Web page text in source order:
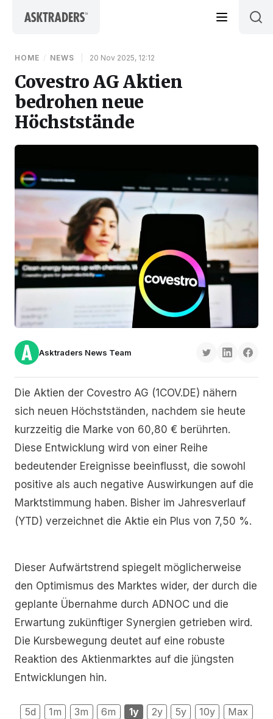
HOME / NEWS 20 Nov 2025, 12:12
Covestro AG Aktien
bedrohen neue
Höchststände
Asktraders News Team
Die Aktien der Covestro AG (1COV.DE) nähern
sich neuen Höchstständen, nachdem sie heute
kurzzeitig die Marke von 60,80 € berührten.
Diese Entwicklung wird von einer Reihe
bedeutender Ereignisse beeinflusst, die sowohl
positive als auch negative Auswirkungen auf die
Marktstimmung haben. Bisher im Jahresverlauf
(YTD) verzeichnet die Aktie ein Plus von 7,50 %.
Dieser Aufwärtstrend spiegelt möglicherweise
den Optimismus des Marktes wider, der durch die
geplante Übernahme durch ADNOC und die
Erwartung zukünftiger Synergien getrieben wird.
Die Kursbewegung deutet auf eine robuste
Reaktion des Aktienmarktes auf die jüngsten
Entwicklungen hin.
5d 1m 3m 6m 1y 2y 5y 10y Max